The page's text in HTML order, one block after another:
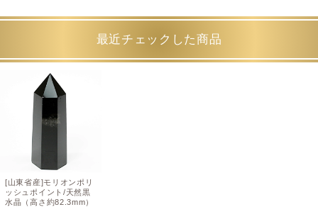
最近チェックした商品
[山東省産]モリオンポリ
ッシュポイント/天然黒
水晶（高さ約82.3mm）